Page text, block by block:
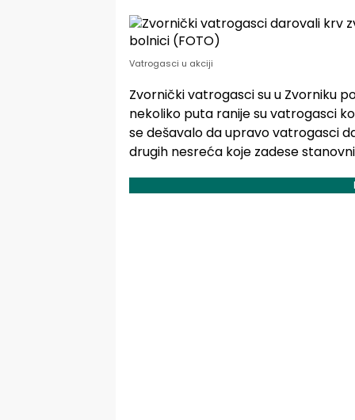
Vatrogasci u akciji
Zvornički vatrogasci su u Zvorniku
nekoliko puta ranije su vatrogasci
se dešavalo da upravo vatrogasci
drugih nesreća koje zadese